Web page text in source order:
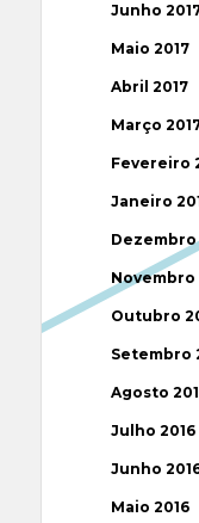
Junho
Maio 2017
Abril 2017
Março
Fevereiro
Janeiro
Dezembro
Novembro
Outubro
Setembro
Agosto
Julho 2016
Junho
Maio 2016